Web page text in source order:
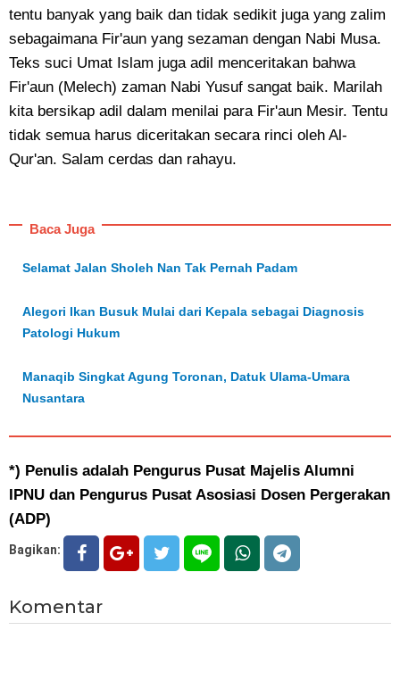
tentu banyak yang baik dan tidak sedikit juga yang zalim
sebagaimana Fir'aun yang sezaman dengan Nabi Musa.
Teks suci Umat Islam juga adil menceritakan bahwa
Fir'aun (Melech) zaman Nabi Yusuf sangat baik. Marilah
kita bersikap adil dalam menilai para Fir'aun Mesir. Tentu
tidak semua harus diceritakan secara rinci oleh Al-
Qur'an. Salam cerdas dan rahayu.
Baca Juga
Selamat Jalan Sholeh Nan Tak Pernah Padam
Alegori Ikan Busuk Mulai dari Kepala sebagai Diagnosis
Patologi Hukum
Manaqib Singkat Agung Toronan, Datuk Ulama-Umara
Nusantara
*) Penulis adalah Pengurus Pusat Majelis Alumni
IPNU dan Pengurus Pusat Asosiasi Dosen Pergerakan
(ADP)
Bagikan:
Komentar